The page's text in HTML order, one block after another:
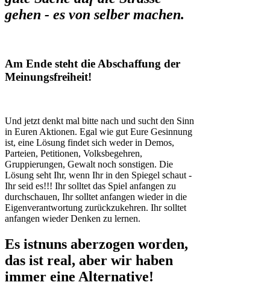
gehen - es von selber machen.
Am Ende steht die Abschaffung der
Meinungsfreiheit!
Und jetzt denkt mal bitte nach und sucht den Sinn
in Euren Aktionen. Egal wie gut Eure Gesinnung
ist, eine Lösung findet sich weder in Demos,
Parteien, Petitionen, Volksbegehren,
Gruppierungen, Gewalt noch sonstigen. Die
Lösung seht Ihr, wenn Ihr in den Spiegel schaut -
Ihr seid es!!! Ihr solltet das Spiel anfangen zu
durchschauen, Ihr solltet anfangen wieder in die
Eigenverantwortung zurückzukehren. Ihr solltet
anfangen wieder Denken zu lernen.
Es istnuns aberzogen worden,
das ist real, aber wir haben
immer eine Alternative!